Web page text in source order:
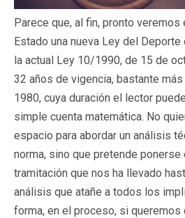
Parece que, al fin, pronto
Estado una nueva Ley del
la actual Ley 10/1990, de 15 de
32 años de vigencia, bastante
1980, cuya duración el lector
simple cuenta matemática. No
espacio para abordar un análisis
norma, sino que pretende ponerse
tramitación que nos ha llevado
análisis que atañe a todos los
forma, en el proceso, si queremos